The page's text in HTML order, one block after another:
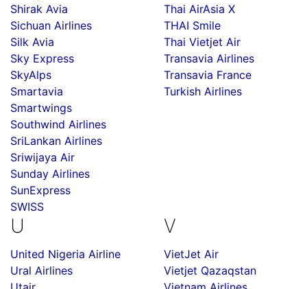
Shirak Avia
Sichuan Airlines
Silk Avia
Sky Express
SkyAlps
Smartavia
Smartwings
Southwind Airlines
SriLankan Airlines
Sriwijaya Air
Sunday Airlines
SunExpress
SWISS
Thai AirAsia X
THAI Smile
Thai Vietjet Air
Transavia Airlines
Transavia France
Turkish Airlines
U
United Nigeria Airline
Ural Airlines
V
VietJet Air
Vietjet Qazaqstan